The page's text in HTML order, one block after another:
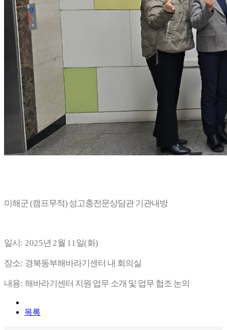
미해군 (캠프무적) 성고충전문상담관 기관내방
일시 : 2025년 2월 11일(화)
장소: 경북동부해바라기센터 내 회의실
내용: 해바라기센터 지원 업무 소개 및 업무 협조 논의
목록